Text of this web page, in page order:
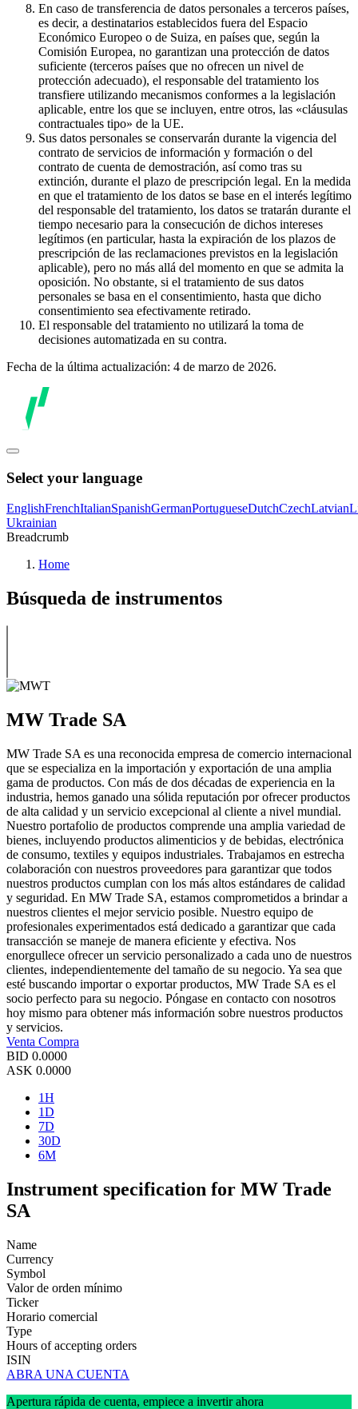
En caso de transferencia de datos personales a terceros países,
es decir, a destinatarios establecidos fuera del Espacio
Económico Europeo o de Suiza, en países que, según la
Comisión Europea, no garantizan una protección de datos
suficiente (terceros países que no ofrecen un nivel de
protección adecuado), el responsable del tratamiento los
transfiere utilizando mecanismos conformes a la legislación
aplicable, entre los que se incluyen, entre otros, las «cláusulas
contractuales tipo» de la UE.
Sus datos personales se conservarán durante la vigencia del
contrato de servicios de información y formación o del
contrato de cuenta de demostración, así como tras su
extinción, durante el plazo de prescripción legal. En la medida
en que el tratamiento de los datos se base en el interés legítimo
del responsable del tratamiento, los datos se tratarán durante el
tiempo necesario para la consecución de dichos intereses
legítimos (en particular, hasta la expiración de los plazos de
prescripción de las reclamaciones previstos en la legislación
aplicable), pero no más allá del momento en que se admita la
oposición. No obstante, si el tratamiento de sus datos
personales se basa en el consentimiento, hasta que dicho
consentimiento sea efectivamente retirado.
El responsable del tratamiento no utilizará la toma de
decisiones automatizada en su contra.
Fecha de la última actualización: 4 de marzo de 2026.
Select your language
EnglishFrenchItalianSpanishGermanPortugueseDutchCzechLatvian
Ukrainian
Breadcrumb
Home
Búsqueda de instrumentos
MW Trade SA
MW Trade SA es una reconocida empresa de comercio internacional
que se especializa en la importación y exportación de una amplia
gama de productos. Con más de dos décadas de experiencia en la
industria, hemos ganado una sólida reputación por ofrecer productos
de alta calidad y un servicio excepcional al cliente a nivel mundial.
Nuestro portafolio de productos comprende una amplia variedad de
bienes, incluyendo productos alimenticios y de bebidas, electrónica
de consumo, textiles y equipos industriales. Trabajamos en estrecha
colaboración con nuestros proveedores para garantizar que todos
nuestros productos cumplan con los más altos estándares de calidad
y seguridad. En MW Trade SA, estamos comprometidos a brindar a
nuestros clientes el mejor servicio posible. Nuestro equipo de
profesionales experimentados está dedicado a garantizar que cada
transacción se maneje de manera eficiente y efectiva. Nos
enorgullece ofrecer un servicio personalizado a cada uno de nuestros
clientes, independientemente del tamaño de su negocio. Ya sea que
esté buscando importar o exportar productos, MW Trade SA es el
socio perfecto para su negocio. Póngase en contacto con nosotros
hoy mismo para obtener más información sobre nuestros productos
y servicios.
Venta Compra
BID 0.0000
ASK 0.0000
1H
1D
7D
30D
6M
Instrument specification for MW Trade
SA
Name
Currency
Symbol
Valor de orden mínimo
Ticker
Horario comercial
Type
Hours of accepting orders
ISIN
ABRA UNA CUENTA
Apertura rápida de cuenta, empiece a invertir ahora